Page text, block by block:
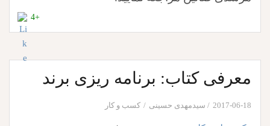
+4
معرفی کتاب: برنامه ریزی برند
2017-06-18 سیدمهدی حسینی کسب و کار